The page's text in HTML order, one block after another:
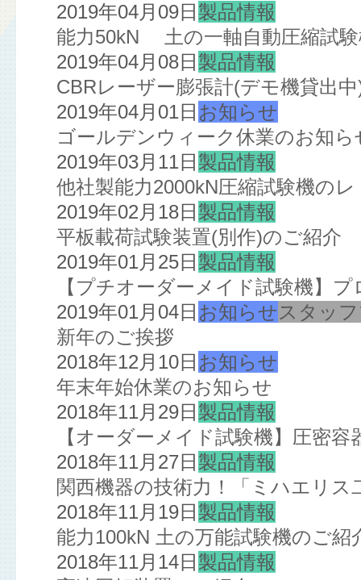
2019年04月09日 製品情報
能力50kN 土の一軸自動圧縮試験
2019年04月08日 製品情報
CBRレーザー膨張計(デモ機貸出
2019年04月01日 お知らせ
ゴールデンウィーク休業のお知ら
2019年03月11日 製品情報
他社製能力2000kN圧縮試験機の
2019年02月18日 製品情報
平板載荷試験装置(別作)のご紹介
2019年01月25日 製品情報
【プチオーダーメイド試験機】
2019年01月04日 お知らせ スタッ
新年のご挨拶
2018年12月10日 お知らせ
年末年始休業のお知らせ
2018年11月29日 製品情報
【オーダーメイド試験機】圧密
2018年11月27日 製品情報
関西機器の技術力！「ミハエリ
2018年11月19日 製品情報
能力100kN 土の万能試験機のご紹
2018年11月14日 製品情報